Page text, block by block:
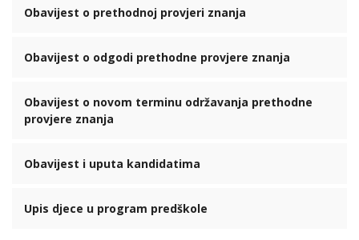
Obavijest o prethodnoj provjeri znanja
Obavijest o odgodi prethodne provjere znanja
Obavijest o novom terminu održavanja prethodne
provjere znanja
Obavijest i uputa kandidatima
Upis djece u program predškole